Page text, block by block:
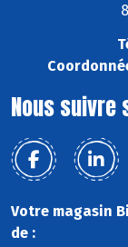
Nous suivre
Votre magasin
de :